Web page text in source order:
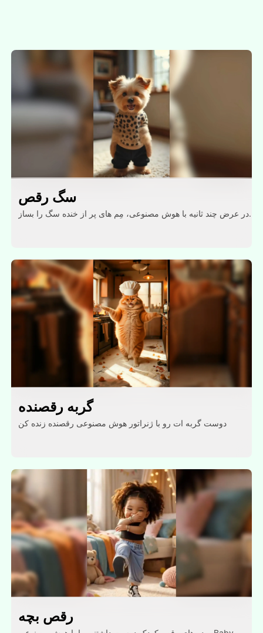
سگ رقص
در عرض چند ثانیه با هوش مصنوعی، مِم های پر از خنده سگ را بساز.
گربه رقصنده
دوست گربه ات رو با ژنراتور هوش مصنوعی رقصنده زنده کن
رقص بچه